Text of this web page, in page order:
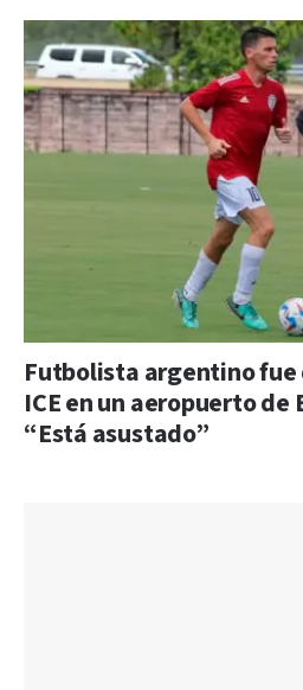
Futbolista argentino
ICE en un aeropuerto de
“Está asustado”